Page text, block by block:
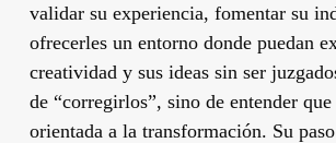
validar su experiencia, fomentar su
ofrecerles un entorno donde puedan
creatividad y sus ideas sin ser
de “corregirlos”, sino de entender que
orientada a la transformación. Su